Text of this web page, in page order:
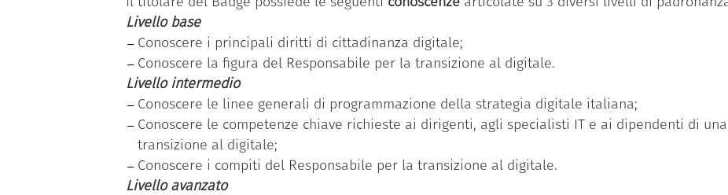
Livello base
Conoscere i principali diritti di cittadinanza digitale;
Conoscere la figura del Responsabile per la transizione al digitale.
Livello intermedio
Conoscere le linee generali di programmazione della strategia digitale italiana;
Conoscere le competenze chiave richieste ai dirigenti, agli specialisti IT e ai dipendenti di
transizione al digitale;
Conoscere i compiti del Responsabile per la transizione al digitale.
Livello avanzato